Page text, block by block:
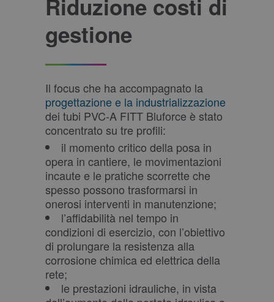
Riduzione costi di
gestione
Il focus che ha accompagnato la
progettazione e la industrializzazione
dei tubi PVC-A FITT Bluforce è stato
concentrato su tre profili:
il momento critico della posa in
opera in cantiere, le movimentazioni
incaute e le pratiche scorrette che
spesso possono trasformarsi in
onerosi interventi in manutenzione;
l’affidabilità nel tempo in
condizioni di esercizio, con l’obiettivo
di prolungare la resistenza alla
corrosione chimica ed elettrica della
rete;
le prestazioni idrauliche, in vista